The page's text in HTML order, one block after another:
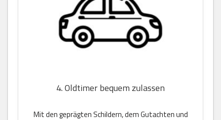
4. Oldtimer bequem zulassen
Mit den geprägten Schildern, dem Gutachten und